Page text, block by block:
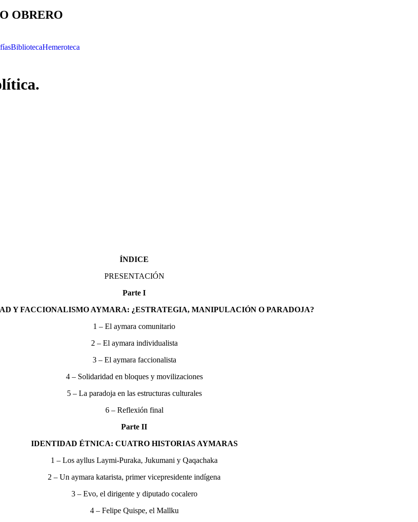
OBRERO
BibliotecaHemeroteca
ÍNDICE
PRESENTACIÓN
Parte I
Y FACCIONALISMO AYMARA: ¿ESTRATEGIA, MANIPULACIÓN O PARADOJA?
1 – El aymara comunitario
2 – El aymara individualista
3 – El aymara faccionalista
4 – Solidaridad en bloques y movilizaciones
5 – La paradoja en las estructuras culturales
6 – Reflexión final
Parte II
IDENTIDAD ÉTNICA: CUATRO HISTORIAS AYMARAS
1 – Los ayllus Laymi-Puraka, Jukumani y Qaqachaka
2 – Un aymara katarista, primer vicepresidente indígena
3 – Evo, el dirigente y diputado cocalero
4 – Felipe Quispe, el Mallku